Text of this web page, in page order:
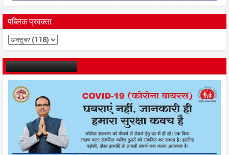
पब्लिक प्रवक्ता